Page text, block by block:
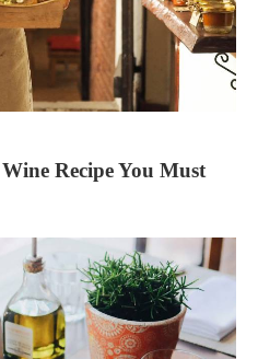
Recipe You Must